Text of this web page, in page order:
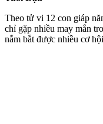
Theo tử vi 12 con giáp
chỉ gặp nhiều may mắn
nắm bắt được nhiều cơ